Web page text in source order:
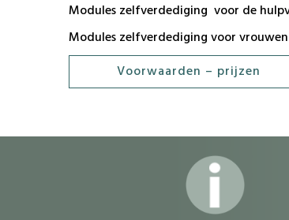
Modules zelfverdediging voor de
Modules zelfverdediging voor
Voorwaarden – prijzen